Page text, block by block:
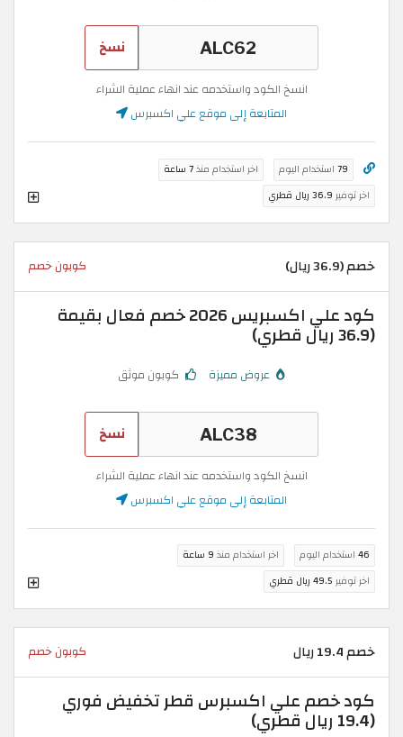
نسخ
انسخ الكود واستخدمه عند انهاء عملية الشراء
المتابعة إلى موقع علي اكسبرس
79 استخدام اليوم اخر استخدام منذ7 ساعة
اخر توفير 36.9 ريال قطري
خصم (36.9 ريال) كوبون خصم
كود علي اكسبريس 2026 خصم فعال بقيمة
(36.9 ريال قطري)
عروض مميزة كوبون موثق
نسخ
انسخ الكود واستخدمه عند انهاء عملية الشراء
المتابعة إلى موقع علي اكسبرس
46 استخدام اليوم اخر استخدام منذ 9 ساعة
اخر توفير 49.5 ريال قطري
خصم 19.4 ريال كوبون خصم
كود خصم علي اكسبرس قطر تخفيض فوري
(19.4 ريال قطري)